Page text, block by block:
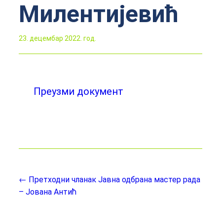
Милентијевић
23. децембар 2022. год.
Преузми документ
← Претходни чланак Јавна одбрана мастер рада
– Јована Антић